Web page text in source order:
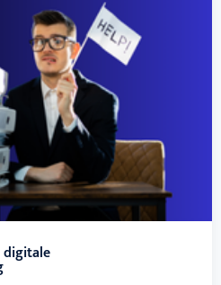
digitale